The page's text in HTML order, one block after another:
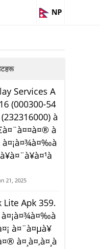
NP
Services A
(000300-54
à
à
à¤¡à¤¾à¤‰à
21, 2025
Lite Apk 359.
à¤¡à¤¾à¤‰à
à¤¨à¤µà¥
à¤¸à¤‚à¤¸à